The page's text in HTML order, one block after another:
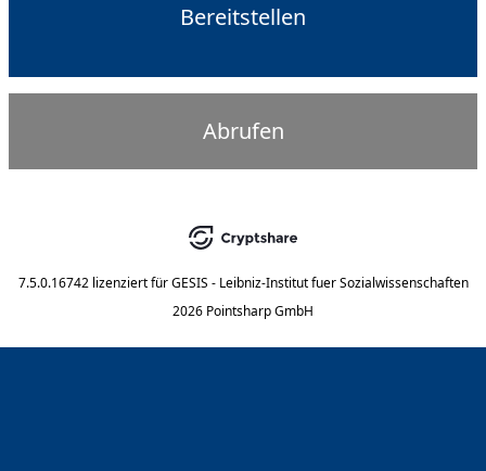
Bereitstellen
Abrufen
7.5.0.16742 lizenziert für GESIS - Leibniz-Institut fuer Sozialwissenschaften
2026 Pointsharp GmbH